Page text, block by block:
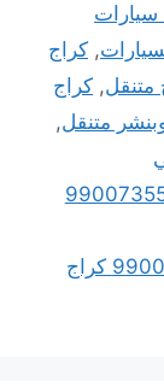
, كراج
متنقل, كراج
متنقل,
اطارات سيارات جنوب السرة 99007355
تبديل اطارات سيارات الروضة 99007355 كراج